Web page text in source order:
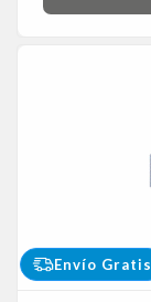
Envío Gratis